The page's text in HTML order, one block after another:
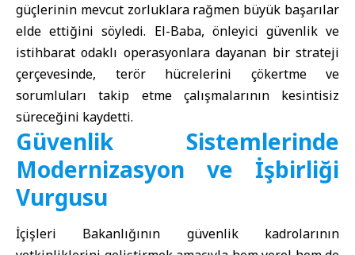
güçlerinin mevcut zorluklara rağmen büyük başarılar
elde ettiğini söyledi. El-Baba, önleyici güvenlik ve
istihbarat odaklı operasyonlara dayanan bir strateji
çerçevesinde, terör hücrelerini çökertme ve
sorumluları takip etme çalışmalarının kesintisiz
süreceğini kaydetti.
Güvenlik Sistemlerinde
Modernizasyon ve İşbirliği
Vurgusu
İçişleri Bakanlığının güvenlik kadrolarının